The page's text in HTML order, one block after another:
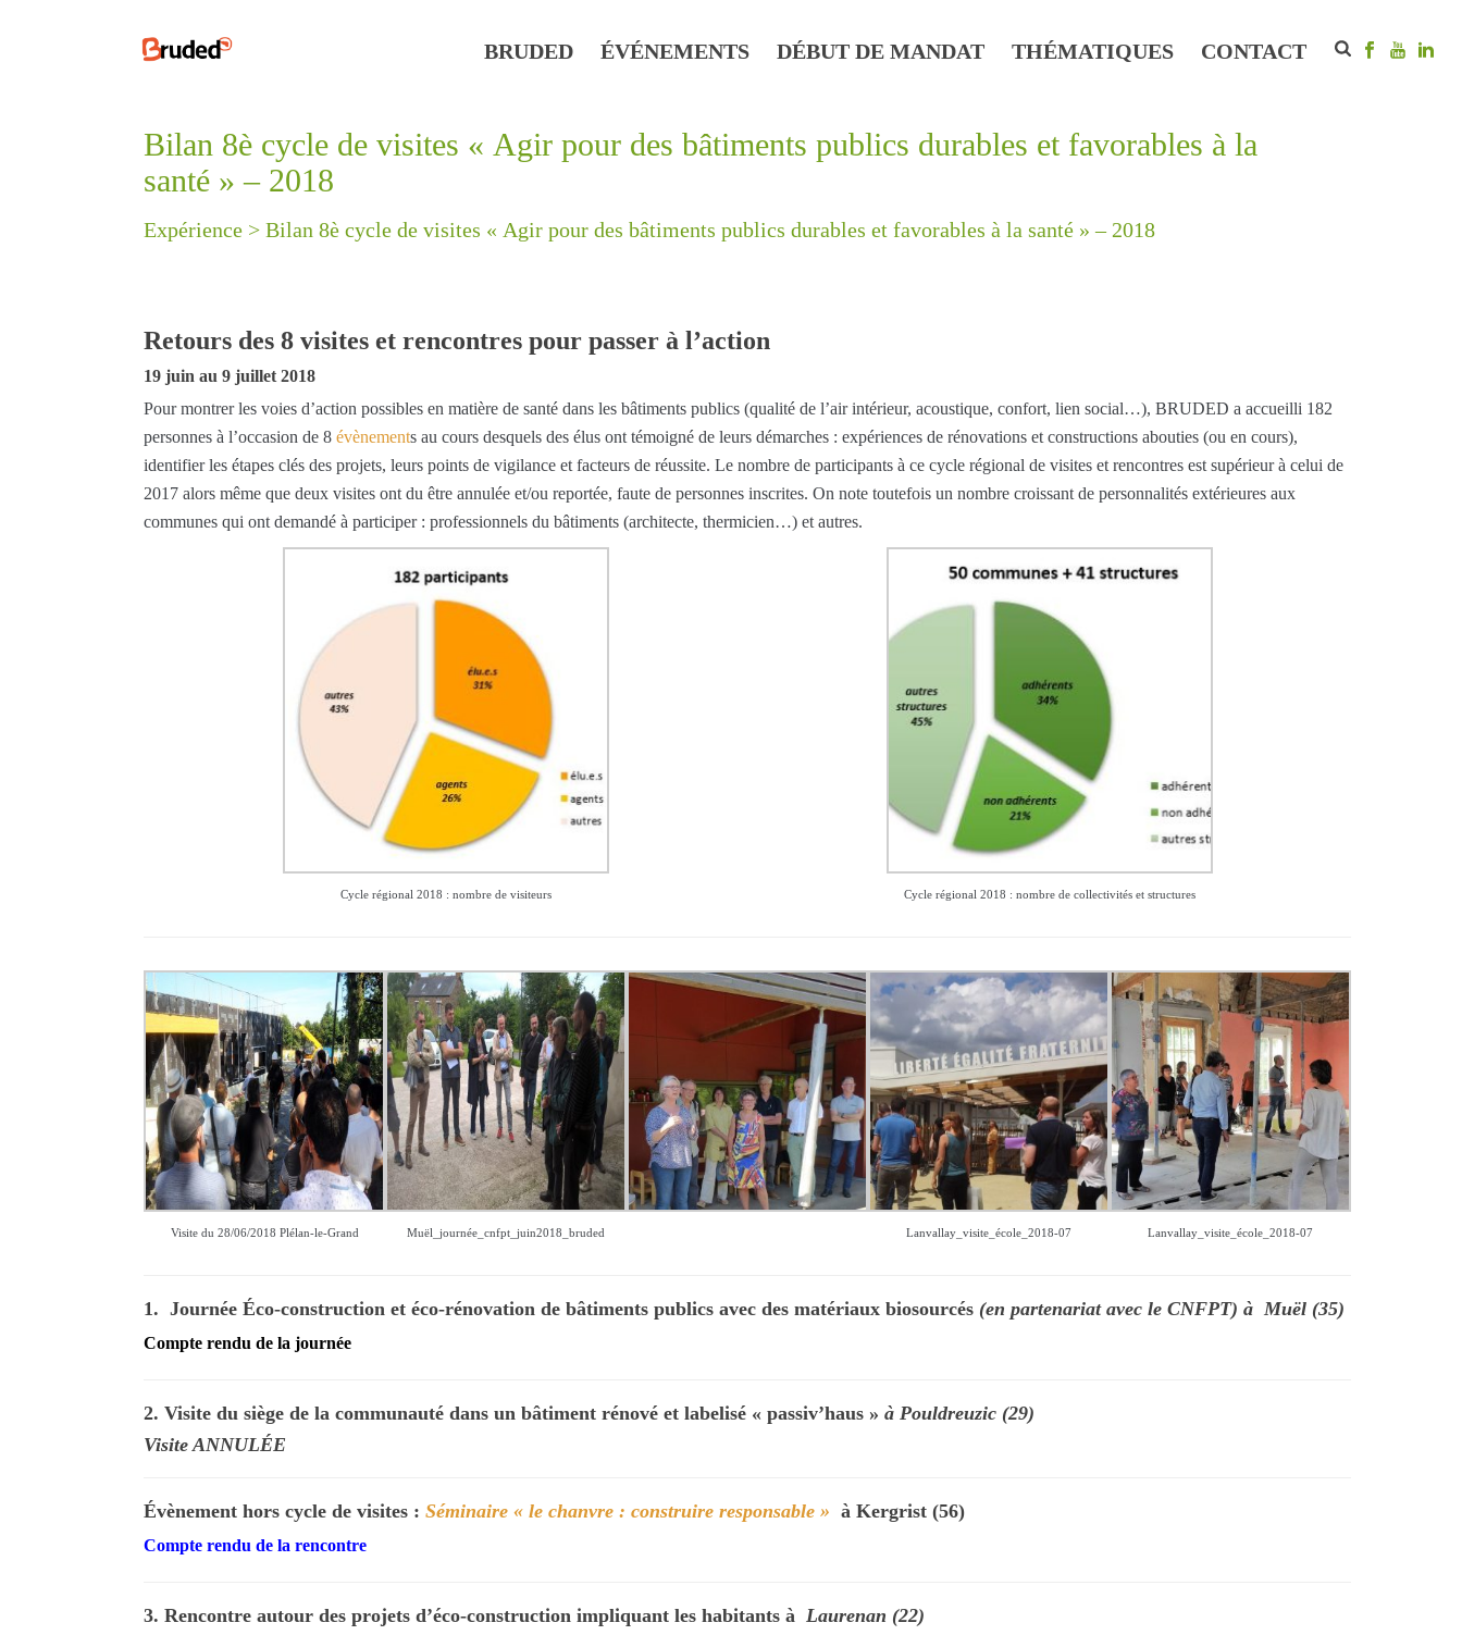
BRUDED ÉVÉNEMENTS DÉBUT DE MANDAT THÉMATIQUES CONTACT
Bilan 8è cycle de visites « Agir pour des bâtiments publics durables et favorables à la
santé » – 2018
Expérience > Bilan 8è cycle de visites « Agir pour des bâtiments publics durables et favorables à la santé » – 2018
Retours des 8 visites et rencontres pour passer à l’action
19 juin au 9 juillet 2018
Pour montrer les voies d’action possibles en matière de santé dans les bâtiments publics (qualité de l’air intérieur, acoustique, confort, lien social…), BRUDED a accueilli 182
personnes à l’occasion de 8 évènements au cours desquels des élus ont témoigné de leurs démarches : expériences de rénovations et constructions abouties (ou en cours),
identifier les étapes clés des projets, leurs points de vigilance et facteurs de réussite. Le nombre de participants à ce cycle régional de visites et rencontres est supérieur à celui de
2017 alors même que deux visites ont du être annulée et/ou reportée, faute de personnes inscrites. On note toutefois un nombre croissant de personnalités extérieures aux
communes qui ont demandé à participer : professionnels du bâtiments (architecte, thermicien…) et autres.
Cycle régional 2018 : nombre de visiteurs Cycle régional 2018 : nombre de collectivités et structures
Visite du 28/06/2018 Plélan-le-Grand Muël_journée_cnfpt_juin2018_bruded Lanvallay_visite_école_2018-07 Lanvallay_visite_école_2018-07
1. Journée Éco-construction et éco-rénovation de bâtiments publics avec des matériaux biosourcés (en partenariat avec le CNFPT) à Muël (35)
Compte rendu de la journée
2. Visite du siège de la communauté dans un bâtiment rénové et labelisé « passiv’haus » à Pouldreuzic (29)
Visite ANNULÉE
Évènement hors cycle de visites : Séminaire « le chanvre : construire responsable » à Kergrist (56)
Compte rendu de la rencontre
3. Rencontre autour des projets d’éco-construction impliquant les habitants à Laurenan (22)